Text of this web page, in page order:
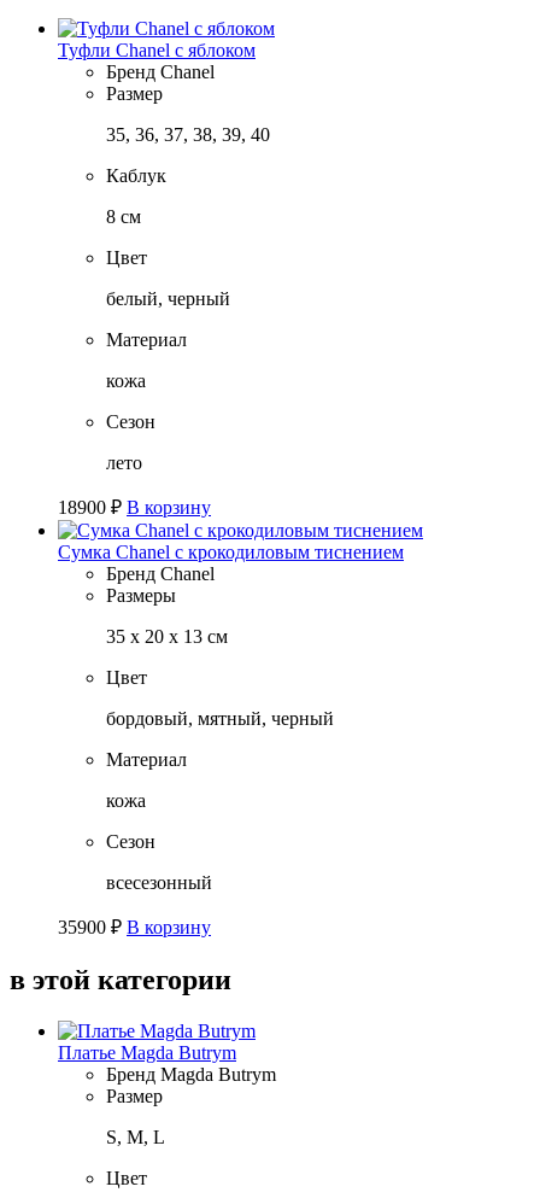
Туфли Chanel с яблоком
Бренд Chanel
Размер
35, 36, 37, 38, 39, 40
Каблук
8 см
Цвет
белый, черный
Материал
кожа
Сезон
лето
18900 ₽ В корзину
Сумка Chanel с крокодиловым тиснением
Бренд Chanel
Размеры
35 х 20 х 13 см
Цвет
бордовый, мятный, черный
Материал
кожа
Сезон
всесезонный
35900 ₽ В корзину
в этой категории
Платье Magda Butrym
Бренд Magda Butrym
Размер
S, M, L
Цвет